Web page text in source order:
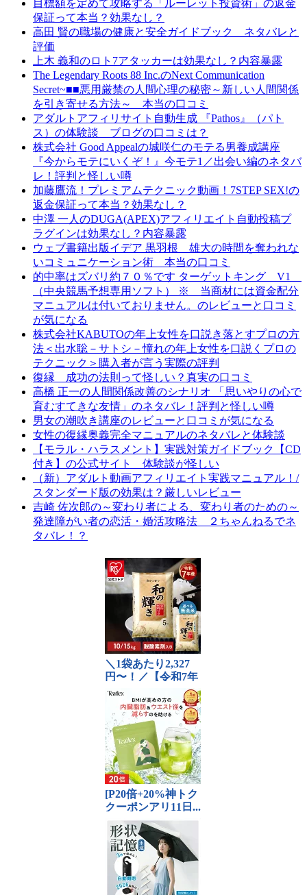
目標額を定めて攻略する「ルーレット投資術」の返金
保証って本当？効果なし？
高田 賢の職場の健康と安全ガイドブック ネタバレと
評価
上木 義和のロト7アタッカーは効果なし？内容暴露
The Legendary Roots 88 Inc.のNext Communication
Secret~■■悪用厳禁の人間心理の秘密～新しい人間関係
を引き寄せる方法～ 本当の口コミ
アダルトアフィリサイト自動生成 『Pathos』（パト
ス）の体験談 ブログの口コミは？
株式会社 Good Appealの城咲仁のモテる男養成講座
『今からモテにいくぞ！』今モテ1／出会い編のネタバ
レ！評判と怪しい噂
加藤鷹流！プレミアムテクニック動画！7STEP SEX!の
返金保証って本当？効果なし？
中澤 一人のDUGA(APEX)アフィリエイト自動投稿プ
ラグインは効果なし？内容暴露
ウェブ書籍出版イデア 黒羽根 雄大の時間を奪われな
いコミュニケーション術 本当の口コミ
的中率はズバリ約７０％です ターゲットキング V1
（中央競馬予想専用ソフト） ※ 当商材には資金配分
マニュアルは付いておりません。のレビューと口コミ
が気になる
株式会社KABUTOの年上女性を口説き落とすプロの方
法＜出水聡－サトシ－憧れの年上女性を口説くプロの
テクニック＞購入者が言う実際の評判
復縁 成功の法則って怪しい？真実の口コミ
高橋 正一の人間関係改善のシナリオ 「思いやりの心で
育むすてきな友情」のネタバレ！評判と怪しい噂
男女の潮吹き講座のレビューと口コミが気になる
女性の復縁奥義完全マニュアルのネタバレと体験談
【モラル・ハラスメント】実践対策ガイドブック【CD
付き】の公式サイト 体験談が怪しい
（新）アダルト動画アフィリエイト実践マニュアル！/
スタンダード版の効果は？厳しいレビュー
吉崎 佐次郎の～変わり者による、変わり者のための～
発達障がい者の恋活・婚活攻略法 ２ちゃんねるでネ
タバレ！？